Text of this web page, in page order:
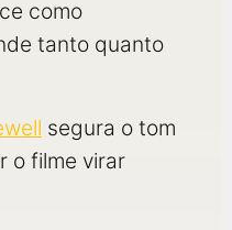
como
tanto quanto
segura o tom
o filme virar